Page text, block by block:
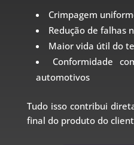
Crimpagem
Redução de falhas
Maior vida útil do
Conformidade
automotivos
Tudo isso contribui
final do produto do